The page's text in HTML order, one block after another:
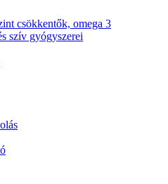
csökkentők, omega 3
szív gyógyszerei